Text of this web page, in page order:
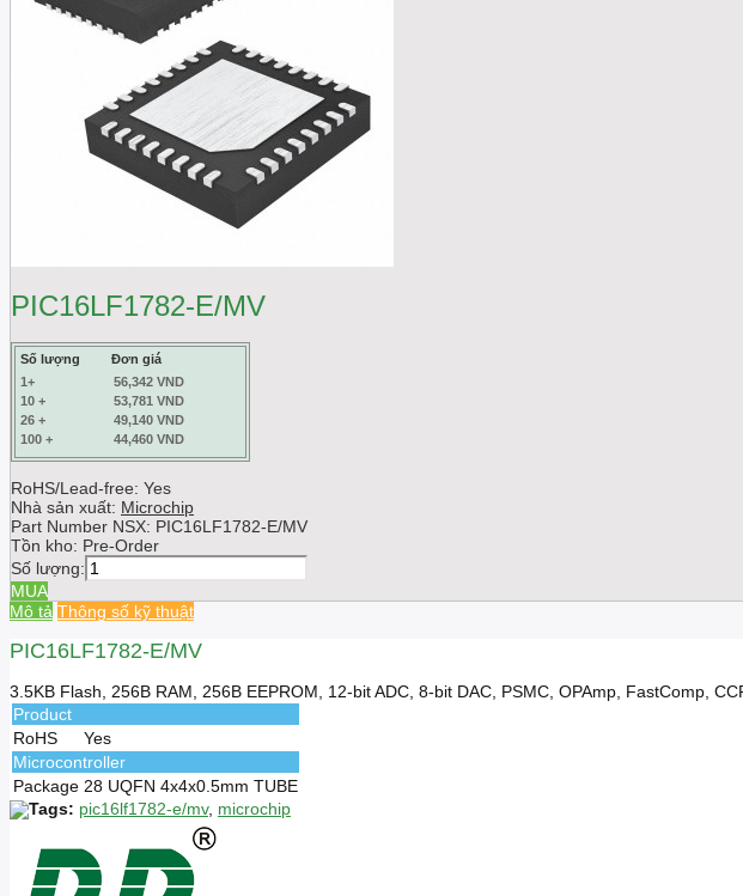
PIC16LF1782-E/MV
Số lượng
Đơn giá
1+
56,342 VND
10 +
53,781 VND
26 +
49,140 VND
100 +
44,460 VND
RoHS/Lead-free: Yes
Nhà sản xuất: Microchip
Part Number NSX: PIC16LF1782-E/MV
Tồn kho: Pre-Order
Số lượng:
MUA
Mô tả Thông số kỹ thuật
PIC16LF1782-E/MV
3.5KB Flash, 256B RAM, 256B EEPROM, 12-bit ADC, 8-bit DAC, PSMC, OPAmp, FastComp,
Product
RoHS
Yes
Microcontroller
Package 28 UQFN 4x4x0.5mm TUBE
Tags: pic16lf1782-e/mv, microchip